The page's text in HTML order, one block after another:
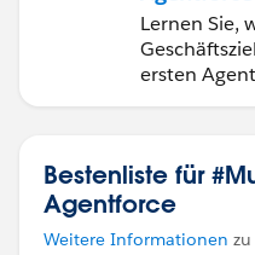
Lernen Sie,
ersten
Bestenliste für
Agentforce
Weitere Informationen